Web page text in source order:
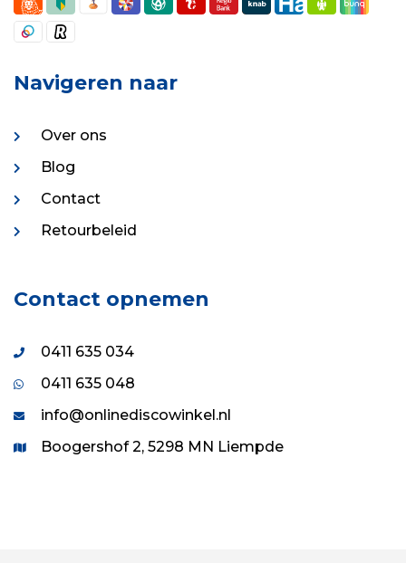
Navigeren naar
Over ons
Blog
Contact
Retourbeleid
Contact opnemen
0411 635 034
0411 635 048
info@onlinediscowinkel.nl
Boogershof 2, 5298 MN Liempde